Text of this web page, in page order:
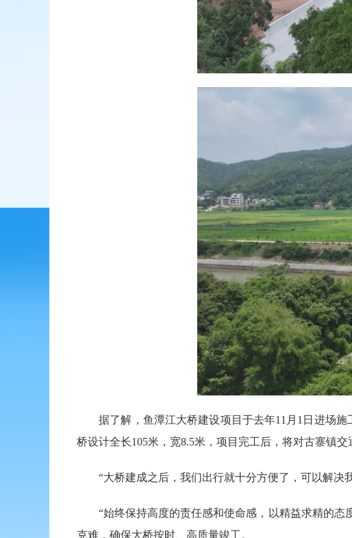
据了解，鱼潭江大桥建设项目于去年11月1日进场施
桥设计全长105米，宽8.5米，项目完工后，将对古寨镇
“大桥建成之后，我们出行就十分方便了，可以解决我
“始终保持高度的责任感和使命感，以精益求精的态
克难，确保大桥按时、高质量竣工。